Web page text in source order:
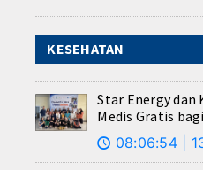
KESEHATAN
Star Energy dan
Medis Gratis
🕔 08:06:54 |